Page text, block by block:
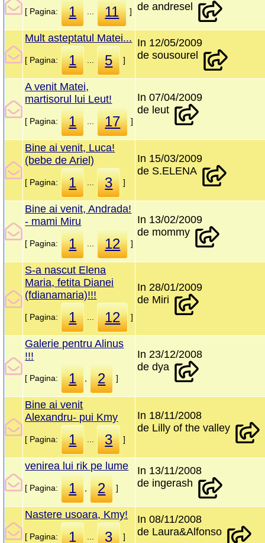
[ Pagina: 1 11 ]
de andresel
Mult asteptatul Matei...
[ Pagina: 1 5 ]
In 12/05/2009
de sousourel
A venit Matei,
martisorul lui Leut!
[ Pagina: 1 17 ]
In 07/04/2009
de leut
Bine ai venit, Luca!
(bebe de Ariel)
[ Pagina: 1 3 ]
In 15/03/2009
de S.ELENA
Bine ai venit, Andrada!
- mami Miru
[ Pagina: 1 12 ]
In 13/02/2009
de mommy
S-a nascut Elena
Maria, fetita Dianei
(fdianamaria)!!!
[ Pagina: 1 12 ]
In 28/01/2009
de Miri
Galerie pentru Alinus
!!!
[ Pagina: 1 2 ]
In 23/12/2008
de dya
Bine ai venit
Alexandru- pui Kmy
[ Pagina: 1 3 ]
In 18/11/2008
de Lilly of the valley
venirea lui rik pe lume
[ Pagina: 1 2 ]
In 13/11/2008
de ingerash
Nastere usoara, Kmy!
[ Pagina: 1 3 ]
In 08/11/2008
de Laura&Alfonso